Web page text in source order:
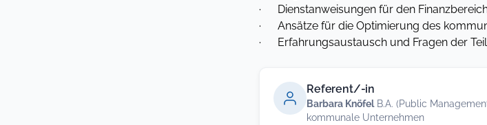
· Dienstanweisungen für den
· Ansätze für die Optimierung des
· Erfahrungsaustausch und Fragen der
Referent/-in
Barbara KnöfelB.A. (Public
kommunale Unternehmen